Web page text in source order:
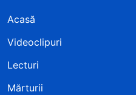
Acasă
Videoclipuri
Lecturi
Mărturii